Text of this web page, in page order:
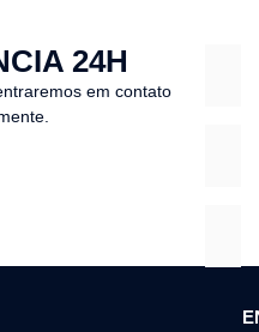
24H
em contato